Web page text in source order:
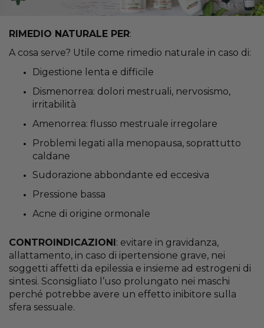
RIMEDIO NATURALE PER:
A cosa serve? Utile come rimedio naturale in caso di:
Digestione lenta e difficile
Dismenorrea: dolori mestruali, nervosismo,
irritabilità
Amenorrea: flusso mestruale irregolare
Problemi legati alla menopausa, soprattutto
caldane
Sudorazione abbondante ed eccesiva
Pressione bassa
Acne di origine ormonale
CONTROINDICAZIONI: evitare in gravidanza,
allattamento, in caso di ipertensione grave, nei
soggetti affetti da epilessia e insieme ad estrogeni di
sintesi. Sconsigliato l’uso prolungato nei maschi
perché potrebbe avere un effetto inibitore sulla
sfera sessuale.